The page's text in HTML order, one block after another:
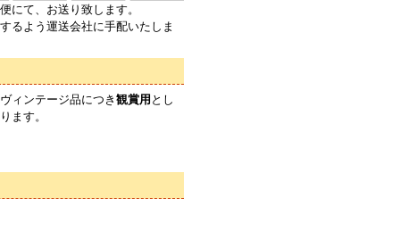
にて、お送り致します。
るよう運送会社に手配いたしま
ィンテージ品につき 観賞用 とし
ます。